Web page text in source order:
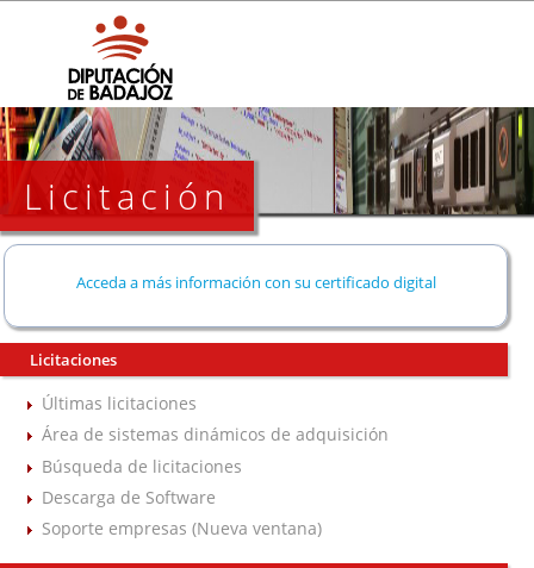
Licitación
Acceda a más información con su certificado digital
Licitaciones
Últimas licitaciones
Área de sistemas dinámicos de adquisición
Búsqueda de licitaciones
Descarga de Software
Soporte empresas (Nueva ventana)